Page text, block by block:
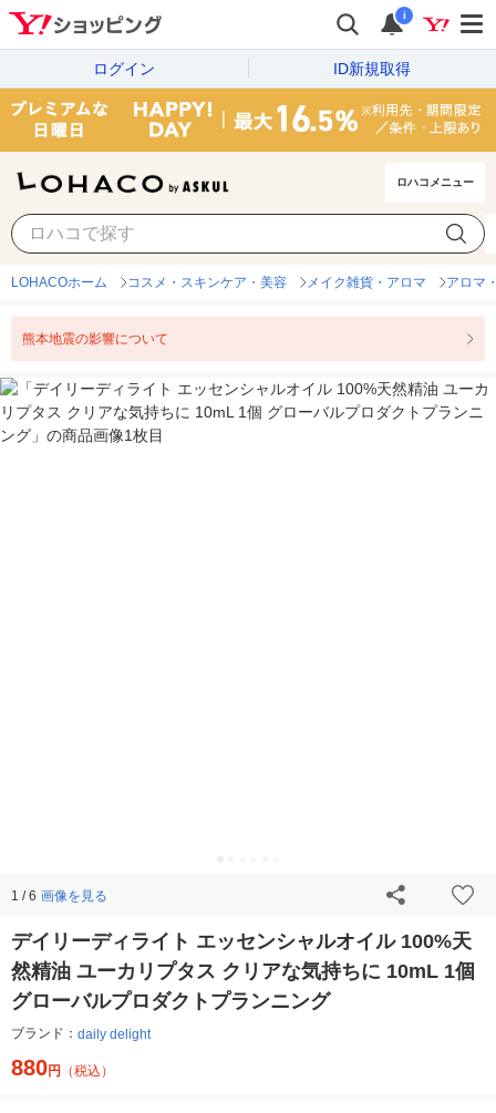
i
ログイン ID新規取得
ロハコメニュー
LOHACOホーム コスメ・スキンケア・美容 メイク雑貨・アロマ アロマ
熊本地震の影響について
1 / 6 画像を見る
デイリーディライト エッセンシャルオイル 100%天
然精油 ユーカリプタス クリアな気持ちに 10mL 1個
グローバルプロダクトプランニング
ブランド： daily delight
880円 （税込）